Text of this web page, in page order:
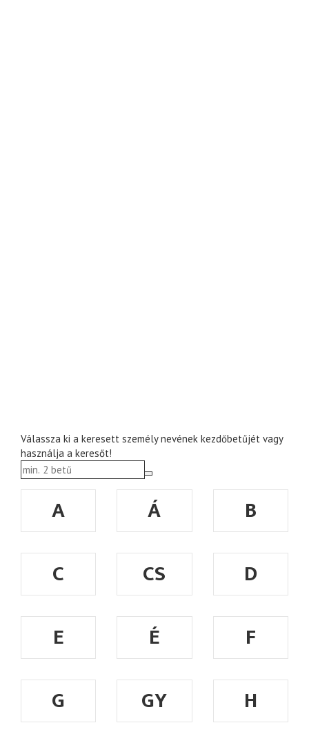
Válassza ki a keresett személy nevének kezdőbetűjét vagy
használja a keresőt!
A Á
B
C
CS
D
E
É
F
G
GY H